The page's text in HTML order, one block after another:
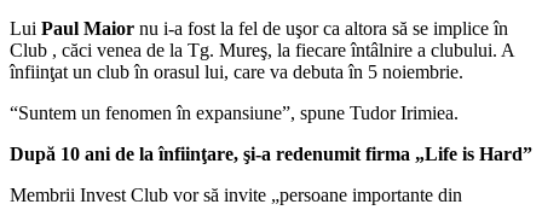
Lui Paul Maior nu i-a fost la fel de uşor ca altora să se implice în
Club , căci venea de la Tg. Mureş, la fiecare întâlnire a clubului. A
înfiinţat un club în orasul lui, care va debuta în 5 noiembrie.
“Suntem un fenomen în expansiune”, spune Tudor Irimiea.
După 10 ani de la înfiinţare, şi-a redenumit firma „Life is Hard”
Membrii Invest Club vor să invite „persoane importante din